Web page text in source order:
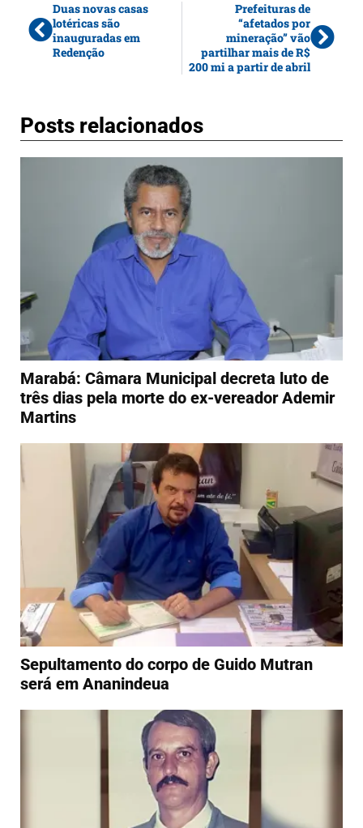
Duas novas casas
lotéricas são
inauguradas em
Redenção
Prefeituras de
“afetados por
mineração” vão
partilhar mais de R$
200 mi a partir de abril
Posts relacionados
Marabá: Câmara Municipal decreta luto de
três dias pela morte do ex-vereador Ademir
Martins
Sepultamento do corpo de Guido Mutran
será em Ananindeua